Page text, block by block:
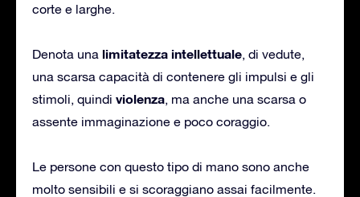
corte e larghe.
Denota una limitatezza intellettuale, di vedute,
una scarsa capacità di contenere gli impulsi e gli
stimoli, quindi violenza, ma anche una scarsa o
assente immaginazione e poco coraggio.
Le persone con questo tipo di mano sono anche
molto sensibili e si scoraggiano assai facilmente.